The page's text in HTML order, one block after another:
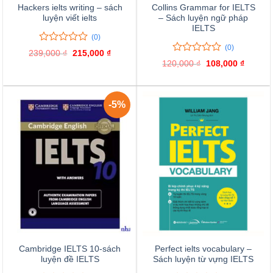
Hackers ielts writing – sách
luyện viết ielts
0
trên
0
giá
(0)
239,000₫ Giá
215,000 ₫Giá
215,000 ₫.
Collins Grammar for IELTS
– Sách luyện ngữ pháp
IELTS
0
trên
0
giá
(0)
120,000₫
Giá
120,000 ₫.
108,000 ₫Giá
là:
-5%
Cambridge IELTS 10-sách
luyện đề IELTS
Perfect ielts vocabulary –
Sách luyện từ vựng IELTS